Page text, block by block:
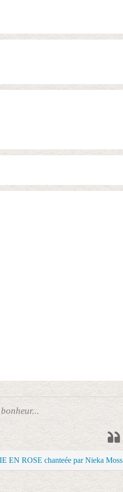
EN ROSE chanteée par Nieka Moss